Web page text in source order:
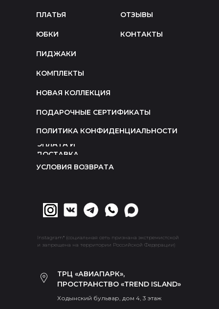
ПОЛИТИКА КОНФИДЕНЦИАЛЬНОСТИ
ОПЛАТА И
ДОСТАВКА
УСЛОВИЯ ВОЗВРАТА
ПЛАТЬЯ
ЮБКИ
ПИДЖАКИ
КОМПЛЕКТЫ
НОВАЯ КОЛЛЕКЦИЯ
ПОДАРОЧНЫЕ СЕРТИФИКАТЫ
ОТЗЫВЫ
КОНТАКТЫ
Ходынский бульвар, дом 4, 3 этаж
ТРЦ «АВИАПАРК»,
ПРОСТРАНСТВО «TREND ISLAND»
Instagram* (социальная сеть признана экстремистской
и запрещена на территории Российской Федерации)